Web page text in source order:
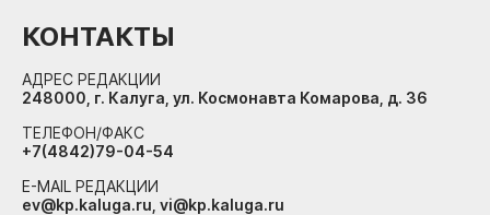
КОНТАКТЫ
АДРЕС РЕДАКЦИИ
248000, г. Калуга, ул. Космонавта Комарова, д. 36
ТЕЛЕФОН/ФАКС
+7(4842)79-04-54
E-MAIL РЕДАКЦИИ
ev@kp.kaluga.ru, vi@kp.kaluga.ru